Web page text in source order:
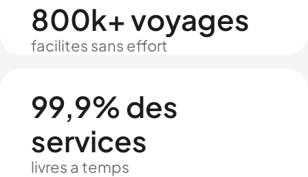
800k+ voyages
facilites sans effort
99,9% des
services
livres a temps